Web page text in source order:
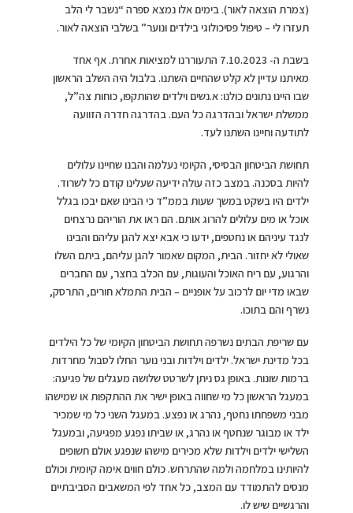
(צמרת הוצאה לאור). בימים אלו נמצא ספרה “נשבר לי הלב
תעזרו לי – טיפול פסיכולוגי בילדים ונוער” בשלבי הוצאה לאור.
בשבת ה- 7.10.2023 התעוררנו למציאות אחרת. אף אחד
מאיתנו עדיין לא קלט שהחיים השתנו. בלבול היה השלב הראשון
שבו היינו נתונים כולנו: א.נשים וילדים שהותקפו, כוחות צה”ל,
ממשלת ישראל ובהדרגה כל העם. בהדרגה חדרה הזוועה
לתודעה וחיינו השתנו לעד.
תחושת הביטחון הבסיסי, הקיומי נעלמה והבנו שחיינו עלולים
להיות בסכנה. במצב כזה עולה ידיעה שעלינו קודם כל לשרוד.
ילדים היו בשקט במשך שעות בממ”ד כי הבינו שאם יבכו בגלל
אוכל או מים עלולים להרוג אותם. הם ראו את הוריהם נרצחים
לנגד עיניהם או נחטפים, ידעו כי אבא יצא להגן עליהם והבינו
שאולי לא יחזור. הבית, המקום שאמור להגן עליהם, ביתם השלו
והרגוע, עם ריח האוכל והעוגות, עם הכלב בחצר, עם החברים
שבאו מדי יום לרכוב על אופניים – הבית התמלא חורים, התרסק,
נשרף והם בתוכו.
עם שריפת הבתים נשרפה תחושת הביטחון הקיומי של כל הילדים
בכל מדינת ישראל. ילדים וילדות ובני נוער החלו לסבול מחרדות
ברמות שונות. באופן גס ניתן לשרטט שלושה מעגלים של פגיעה:
במעגל הראשון כל מי שחווה באופן ישיר את ההתקפות או שמישהו
מבני משפחתו נחטף, נהרג או נפצע. במעגל השני כל מי שמכיר
ילד או מבוגר שנחטף או נהרג, או שביתו נפגע מפגיעה, ובמעגל
השלישי ילדים וילדות שלא מכירים מישהו שנפגע אולם חשופים
להיותינו במלחמה ולמה שהתרחש. כולם חווים אימה קיומית וכולם
מנסים להתמודד עם המצב, כל אחד לפי המשאבים הסביבתיים
והרגשיים שיש לו.